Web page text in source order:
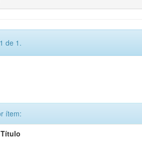
de 1.
ítem:
Título